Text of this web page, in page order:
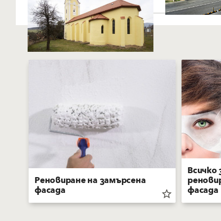
Свързано съдържание
Реновиране на замърсена
фасада star_border
Всичко
фасада